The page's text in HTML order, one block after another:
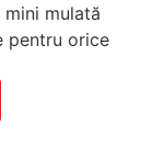
mulată
pentru orice